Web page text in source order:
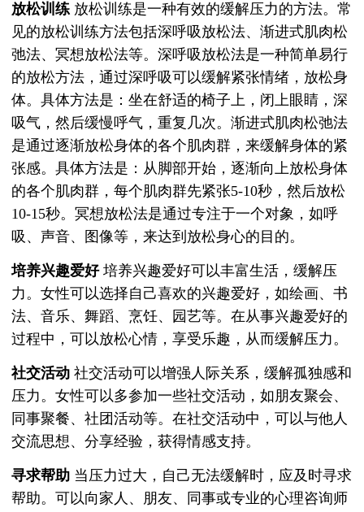
放松训练 放松训练是一种有效的缓解压力的方法。常
见的放松训练方法包括深呼吸放松法、渐进式肌肉松
弛法、冥想放松法等。深呼吸放松法是一种简单易行
的放松方法，通过深呼吸可以缓解紧张情绪，放松身
体。具体方法是：坐在舒适的椅子上，闭上眼睛，深
吸气，然后缓慢呼气，重复几次。渐进式肌肉松弛法
是通过逐渐放松身体的各个肌肉群，来缓解身体的紧
张感。具体方法是：从脚部开始，逐渐向上放松身体
的各个肌肉群，每个肌肉群先紧张5-10秒，然后放松
10-15秒。冥想放松法是通过专注于一个对象，如呼
吸、声音、图像等，来达到放松身心的目的。
培养兴趣爱好培养兴趣爱好可以丰富生活，缓解压
力。女性可以选择自己喜欢的兴趣爱好，如绘画、书
法、音乐、舞蹈、烹饪、园艺等。在从事兴趣爱好的
过程中，可以放松心情，享受乐趣，从而缓解压力。
社交活动 社交活动可以增强人际关系，缓解孤独感和
压力。女性可以多参加一些社交活动，如朋友聚会、
同事聚餐、社团活动等。在社交活动中，可以与他人
交流思想、分享经验，获得情感支持。
寻求帮助 当压力过大，自己无法缓解时，应及时寻求
帮助。可以向家人、朋友、同事或专业的心理咨询师